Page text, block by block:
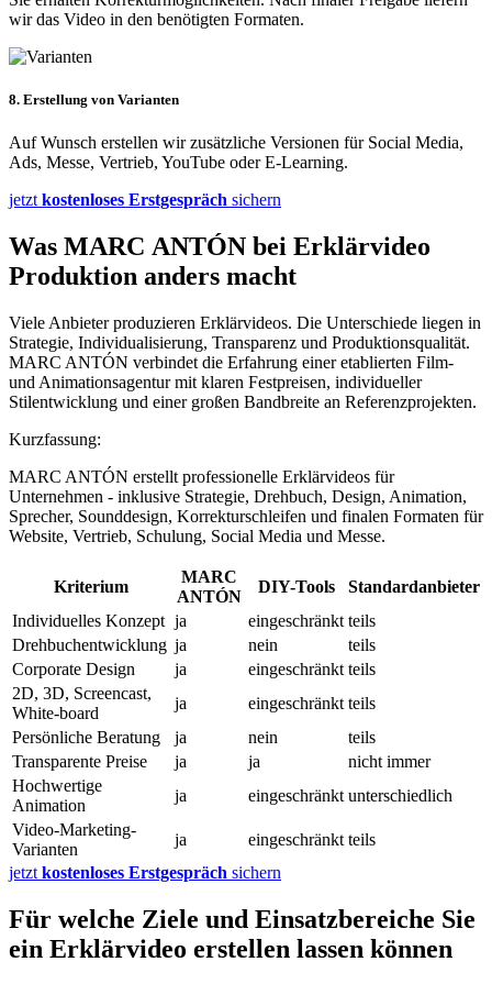
wir das Video in den benötigten Formaten.
8. Erstellung von Varianten
Auf Wunsch erstellen wir zusätzliche Versionen für Social Media,
Ads, Messe, Vertrieb, YouTube oder E-Learning.
jetzt kostenloses Erstgespräch sichern
Was MARC ANTÓN bei Erklärvideo
Produktion anders macht
Viele Anbieter produzieren Erklärvideos. Die Unterschiede liegen in
Strategie, Individualisierung, Transparenz und Produktionsqualität.
MARC ANTÓN verbindet die Erfahrung einer etablierten Film-
und Animationsagentur mit klaren Festpreisen, individueller
Stilentwicklung und einer großen Bandbreite an Referenzprojekten.
Kurzfassung:
MARC ANTÓN erstellt professionelle Erklärvideos für
Unternehmen - inklusive Strategie, Drehbuch, Design, Animation,
Sprecher, Sounddesign, Korrekturschleifen und finalen Formaten für
Website, Vertrieb, Schulung, Social Media und Messe.
Kriterium
MARC
ANTÓN
DIY-Tools
Standardanbieter
Individuelles Konzept ja eingeschränkt teils
Drehbuchentwicklung ja nein
teils
Corporate Design
ja eingeschränkt teils
2D, 3D, Screencast,
White-board
ja eingeschränkt teils
Persönliche Beratung
ja nein
teils
Transparente Preise
ja ja
nicht immer
Hochwertige
Animation
ja eingeschränkt unterschiedlich
Video-Marketing-
Varianten
ja eingeschränkt teils
jetzt kostenloses Erstgespräch sichern
Für welche Ziele und Einsatzbereiche Sie
ein Erklärvideo erstellen lassen können